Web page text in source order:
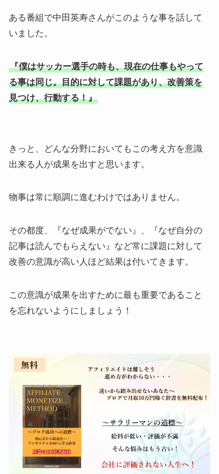
ある番組で中田英寿さんがこのような事を話して
いました。
『僕はサッカー選手の時も、現在の仕事もやって
る事は同じ。目的に対して課題があり、改善策を
見つけ、行動する！』
きっと、どんな分野においてもこの考え方を意識
出来る人が成果を出すと思います。
物事は常に順調に進むわけではありません。
その都度、『なぜ成果がでない』、『なぜ自分の
記事は読んでもらえない』など常に課題に対して
改善の意識が高い人ほど結果は付いてきます。
この意識が成果を出すために最も重要であること
を忘れないようにしましょう！